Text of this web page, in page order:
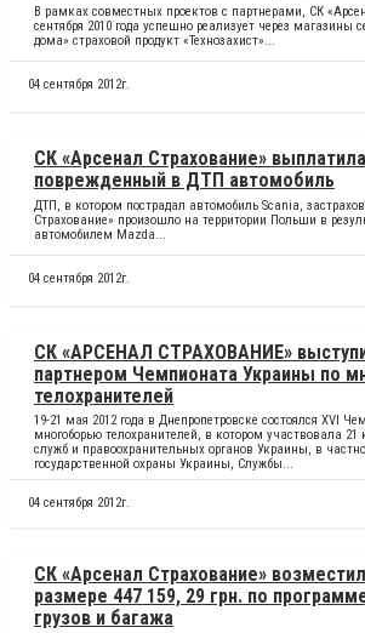
В рамках совместных проектов с партнерами, СК
сентября 2010 года успешно реализует через магазины
дома» страховой продукт «Технозахист»...
04 сентября 2012г.
СК «Арсенал Страхование»
поврежденный в ДТП автомобиль
ДТП, в котором пострадал автомобиль Scania,
Страхование» произошло на территории Польши в
автомобилем Mazda...
04 сентября 2012г.
СК «АРСЕНАЛ СТРАХОВАНИЕ»
партнером Чемпионата Украины по
телохранителей
19-21 мая 2012 года в Днепропетровске состоялся XVI
многоборью телохранителей, в котором участвовала
служб и правоохранительных органов Украины, в
государственной охраны Украины, Службы...
04 сентября 2012г.
СК «Арсенал Страхование»
размере 447 159, 29 грн. по
грузов и багажа